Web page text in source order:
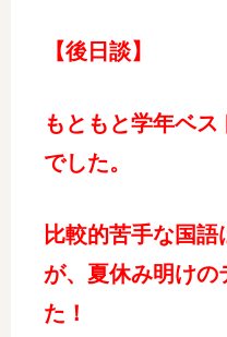
【後日談】
もともと学年ベ
でした。
比較的苦手な国
が、夏休み明けの
た！